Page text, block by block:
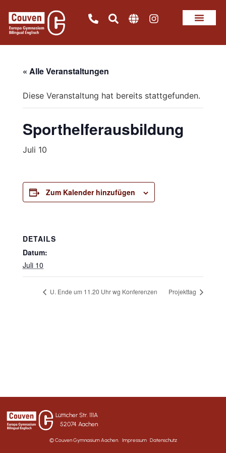
« Alle Veranstaltungen
Diese Veranstaltung hat bereits stattgefunden.
Sporthelferausbildung
Juli 10
Zum Kalender hinzufügen
DETAILS
Datum:
Juli 10
U. Ende um 11.20 Uhr wg Konferenzen Projekttag
Lütticher Str. 111A
52074 Aachen
© Couven Gymnasium Aachen. Impressum Datenschutz